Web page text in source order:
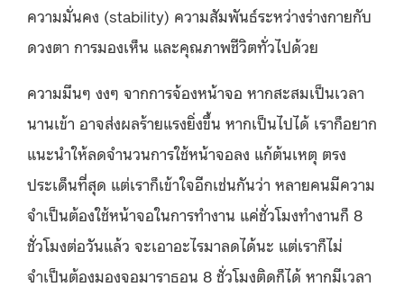
ความมั่นคง (stability) ความสัมพันธ์ระหว่างร่างกายกับ
ดวงตา การมองเห็น และคุณภาพชีวิตทั่วไปด้วย
ความมึนๆ งงๆ จากการจ้องหน้าจอ หากสะสมเป็นเวลา
นานเข้า อาจส่งผลร้ายแรงยิ่งขึ้น หากเป็นไปได้ เราก็อยาก
แนะนำให้ลดจำนวนการใช้หน้าจอลง แก้ต้นเหตุ ตรง
ประเด็นที่สุด แต่เราก็เข้าใจอีกเช่นกันว่า หลายคนมีความ
จำเป็นต้องใช้หน้าจอในการทำงาน แค่ชั่วโมงทำงานก็ 8
ชั่วโมงต่อวันแล้ว จะเอาอะไรมาลดได้นะ แต่เราก็ไม่
จำเป็นต้องมองจอมาราธอน 8 ชั่วโมงติดก็ได้ หากมีเวลา